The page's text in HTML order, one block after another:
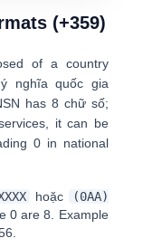
(+359)
of a
country
nghĩa quốc gia
has 8 chữ số;
it can be
0 in national
hoặc
(0AA)
0 are 8. Example